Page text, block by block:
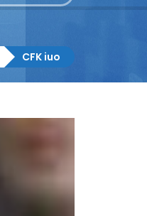
CFK iuo